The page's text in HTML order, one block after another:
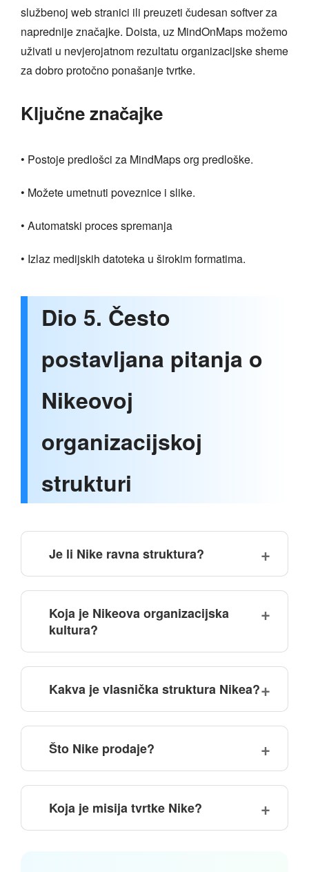
službenoj web stranici ili preuzeti čudesan softver za
naprednije značajke. Doista, uz MindOnMaps možemo
uživati u nevjerojatnom rezultatu organizacijske sheme
za dobro protočno ponašanje tvrtke.
Ključne značajke
• Postoje predlošci za MindMaps org predloške.
• Možete umetnuti poveznice i slike.
• Automatski proces spremanja
• Izlaz medijskih datoteka u širokim formatima.
Dio 5. Često
postavljana pitanja o
Nikeovoj
organizacijskoj
strukturi
Je li Nike ravna struktura?
Koja je Nikeova organizacijska
kultura?
Kakva je vlasnička struktura Nikea?
Što Nike prodaje?
Koja je misija tvrtke Nike?